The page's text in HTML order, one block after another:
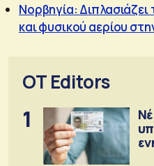
Νορβηγία:
και φυσικού αερίου
OT Editors
1